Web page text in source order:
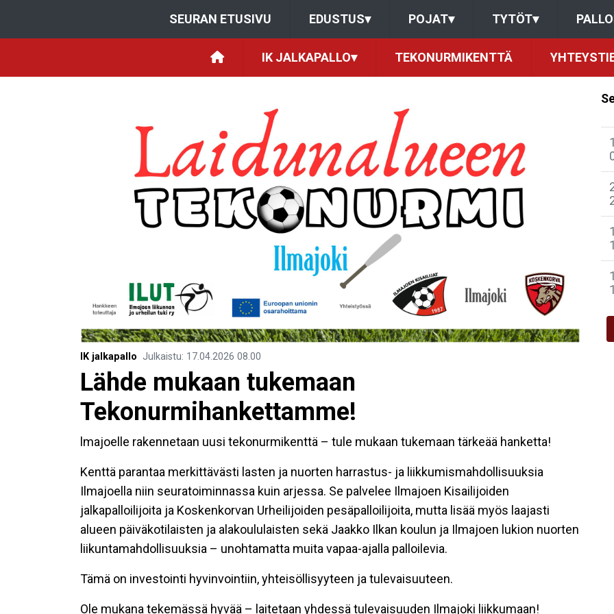
SEURAN ETUSIVU EDUSTUS▾ POJAT▾ TYTÖT▾
IK JALKAPALLO▾ TEKONURMIKENTTÄ
IK jalkapallo Julkaistu: 17.04.2026 08.00
Lähde mukaan tukemaan
Tekonurmihankettamme!
lmajoelle rakennetaan uusi tekonurmikenttä – tule mukaan tukemaan tärkeää hanketta!
Kenttä parantaa merkittävästi lasten ja nuorten harrastus- ja liikkumismahdollisuuksia
Ilmajoella niin seuratoiminnassa kuin arjessa. Se palvelee Ilmajoen Kisailijoiden
jalkapalloilijoita ja Koskenkorvan Urheilijoiden pesäpalloilijoita, mutta lisää myös laajasti
alueen päiväkotilaisten ja alakoululaisten sekä Jaakko Ilkan koulun ja Ilmajoen lukion nuorten
liikuntamahdollisuuksia – unohtamatta muita vapaa-ajalla palloilevia.
Tämä on investointi hyvinvointiin, yhteisöllisyyteen ja tulevaisuuteen.
Ole mukana tekemässä hyvää – laitetaan yhdessä tulevaisuuden Ilmajoki liikkumaan!